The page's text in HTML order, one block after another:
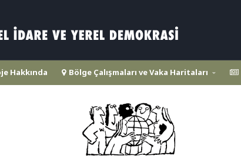
Hakkında Bölge Çalışmaları ve Vaka Haritaları